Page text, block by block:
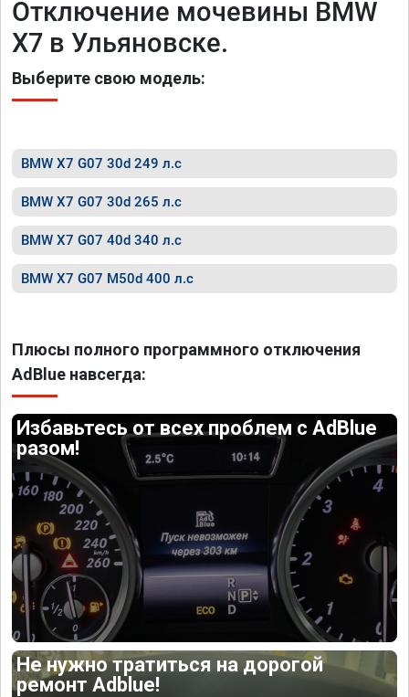
Отключение мочевины BMW
X7 в Ульяновске.
Выберите свою модель:
BMW X7 G07 30d 249 л.с
BMW X7 G07 30d 265 л.с
BMW X7 G07 40d 340 л.с
BMW X7 G07 M50d 400 л.с
Плюсы полного программного отключения
AdBlue навсегда:
Избавьтесь от всех проблем с AdBlue
разом!
Не нужно тратиться на дорогой
ремонт Adblue!